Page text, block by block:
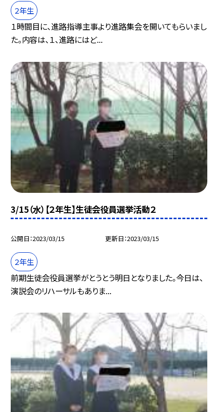
２年生
１時間目に、進路指導主事より進路集会を開いてもらいまし
た。内容は、１、進路にはど...
3/15（水）【２年生】生徒会役員選挙活動２
公開日 2023/03/15 更新日 2023/03/15
２年生
前期生徒会役員選挙がとうとう明日となりました。今日は、
演説会のリハーサルもありま...